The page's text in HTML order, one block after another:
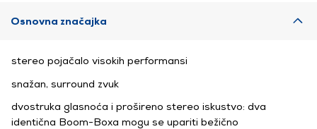
Osnovna značajka
stereo pojačalo visokih performansi
snažan, surround zvuk
dvostruka glasnoća i prošireno stereo iskustvo: dva
identična Boom-Boxa mogu se upariti bežično